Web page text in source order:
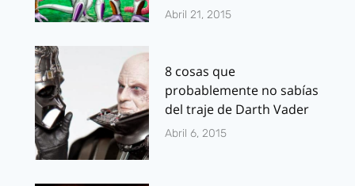
Abril 21, 2015
8 cosas que
probablemente no sabías
del traje de Darth Vader
Abril 6, 2015